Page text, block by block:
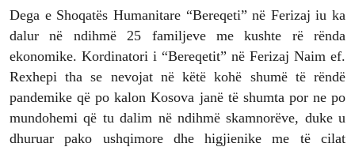
Dega e Shoqatës Humanitare “Bereqeti” në Ferizaj iu ka
dalur në ndihmë 25 familjeve me kushte rë rënda
ekonomike. Kordinatori i “Bereqetit” në Ferizaj Naim ef.
Rexhepi tha se nevojat në këtë kohë shumë të rëndë
pandemike që po kalon Kosova janë të shumta por ne po
mundohemi që tu dalim në ndihmë skamnorëve, duke u
dhuruar pako ushqimore dhe higjienike me të cilat